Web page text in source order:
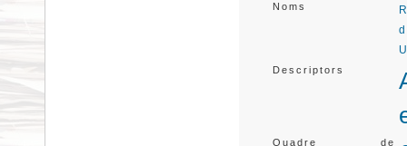
Noms
Descriptors
Quadre de